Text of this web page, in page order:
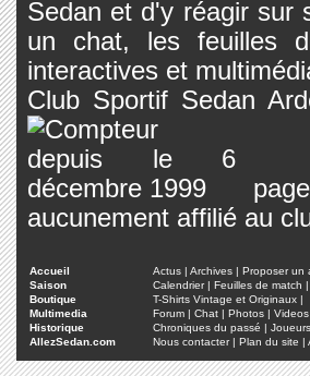
Sedan et d'y réagir sur
un chat, les feuilles
interactives et
Club Sportif Sedan
aucunement affilié au
Accueil Actus | Archives | Proposer un
Saison
Calendrier| Feuilles de match |
Boutique
T-Shirts Vintage et Originaux |
Multimedia
Forum | Chat | Photos | Videos
Historique
Chroniques du passé | Joueurs
AllezSedan.com
Nous contacter| Plan du site |